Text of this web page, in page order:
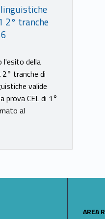
2° tranche
l'esito della
tranche di
valide
prova CEL di 1°
al
LINK IDENTIFIER #IDENTIFIER__154577-15
AREA